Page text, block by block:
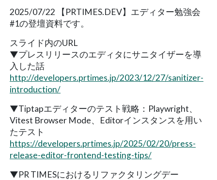
2025/07/22 【PRTIMES.DEV】エディター勉強会
#1の登壇資料です。
スライド内のURL
▼プレスリリースのエディタにサニタイザーを導
入した話
http://developers.prtimes.jp/2023/12/27/sanitizer-
introduction/
▼Tiptapエディターのテスト戦略：Playwright、
Vitest Browser Mode、Editorインスタンスを用い
たテスト
https://developers.prtimes.jp/2025/02/20/press-
release-editor-frontend-testing-tips/
▼PR TIMESにおけるリファクタリングデー